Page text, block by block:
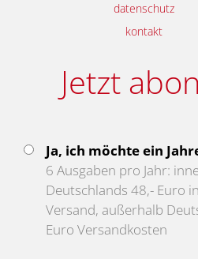
datenschutz
kontakt
Jetzt
Ja, ich möchte ein
6 Ausgaben pro Jahr:
Deutschlands 48,- Euro
Versand, außerhalb
Euro Versandkosten